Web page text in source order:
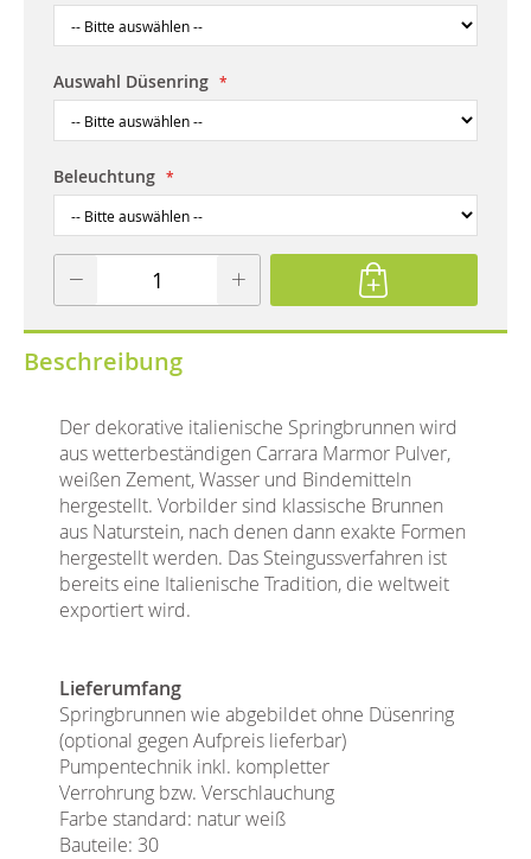
Auswahl Düsenring
Beleuchtung
Beschreibung
Der dekorative italienische Springbrunnen wird
aus wetterbeständigen Carrara Marmor Pulver,
weißen Zement, Wasser und Bindemitteln
hergestellt. Vorbilder sind klassische Brunnen
aus Naturstein, nach denen dann exakte Formen
hergestellt werden. Das Steingussverfahren ist
bereits eine Italienische Tradition, die weltweit
exportiert wird.
Lieferumfang
Springbrunnen wie abgebildet ohne Düsenring
(optional gegen Aufpreis lieferbar)
Pumpentechnik inkl. kompletter
Verrohrung bzw. Verschlauchung
Farbe standard: natur weiß
Bauteile: 30